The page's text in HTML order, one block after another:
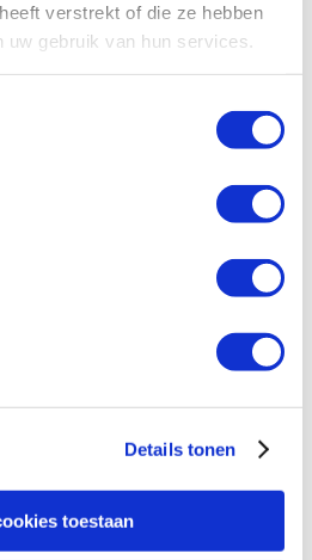
verstrekt of die ze hebben
gebruik van hun services.
Details tonen
toestaan
mensenrechten in
wolk boven
anti-LHBTIQ+